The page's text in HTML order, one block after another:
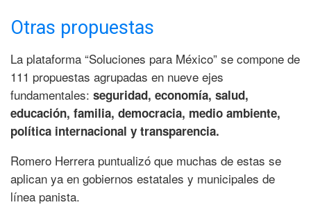
Otras propuestas
La plataforma “Soluciones para México” se compone de
111 propuestas agrupadas en nueve ejes
fundamentales: seguridad, economía, salud,
educación, familia, democracia, medio ambiente,
política internacional y transparencia.
Romero Herrera puntualizó que muchas de estas se
aplican ya en gobiernos estatales y municipales de
línea panista.